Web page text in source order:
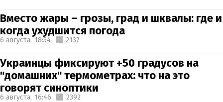
Вместо жары – грозы, град и шквалы: где и
когда ухудшится погода
6 августа, 18:54 2137
Украинцы фиксируют +50 градусов на
"домашних" термометрах: что на это
говорят синоптики
6 августа, 16:46 2392